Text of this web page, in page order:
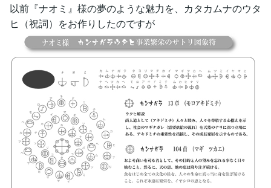
以前『ナオミ』様の夢のような魅力を、カタカムナのウタ
ヒ（祝詞）をお作りしたのですが